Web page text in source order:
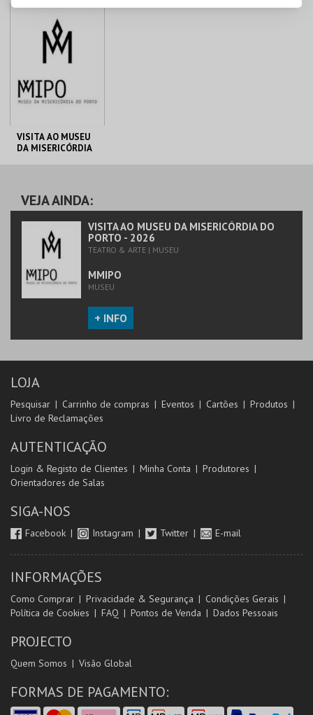
VISITA AO MUSEU
DA MISERICÓRDIA
MAIS INFO
COMPRAR
VEJA AINDA:
VISITA AO MUSEU DA MISERICÓRDIA DO
PORTO - 2026
TEATRO & ARTE | MUSEU
MMIPO
MUSEU
+ INFO
LOJA
Pesquisar Carrinho de compras Eventos Cartões
Produtos
Livro de Reclamações
AUTENTICAÇÃO
Login & Registo de Clientes Minha Conta
Produtores
Orientadores de Salas
SIGA-NOS
Facebook Instagram Twitter E-mail
INFORMAÇÕES
Como Comprar Privacidade & Segurança
Condições Gerais
Política de Cookies
FAQ Pontos de Venda Dados Pessoais
PROJECTO
Quem Somos Visão Global
FORMAS DE PAGAMENTO: